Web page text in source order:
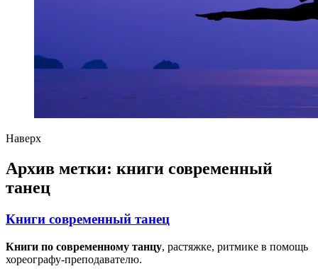
Наверх
Архив метки: книги современный
танец
Книги современный танец
Книги по современному танцу, растяжке, ритмике в помощь
хореографу-преподавателю.